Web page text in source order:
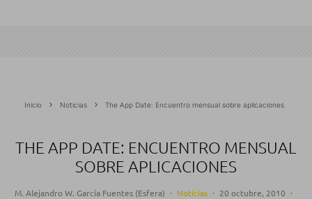
Inicio Noticias The App Date: Encuentro mensual sobre aplicaciones
THE APP DATE: ENCUENTRO MENSUAL
SOBRE APLICACIONES
M. Alejandro W. García Fuentes (Esfera) · Noticias · 20 octubre, 2010 ·